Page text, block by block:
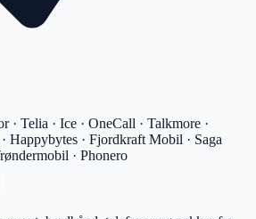
· Telia · Ice · OneCall · Talkmore ·
Happybytes · Fjordkraft Mobil · Saga
· Phonero